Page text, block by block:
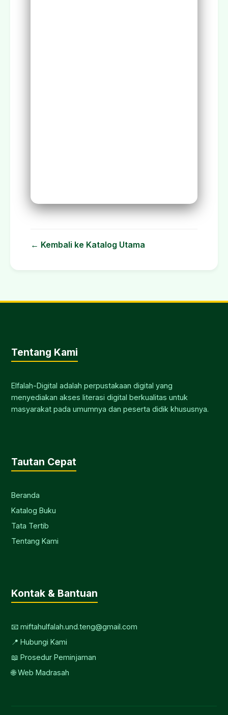
← Kembali ke Katalog Utama
Tentang Kami
Elfalah-Digital adalah perpustakaan digital yang
menyediakan akses literasi digital berkualitas untuk
masyarakat pada umumnya dan peserta didik khususnya.
Tautan Cepat
Beranda
Katalog Buku
Tata Tertib
Tentang Kami
Kontak & Bantuan
📧 miftahulfalah.und.teng@gmail.com
📍 Hubungi Kami
📖 Prosedur Peminjaman
🌐 Web Madrasah